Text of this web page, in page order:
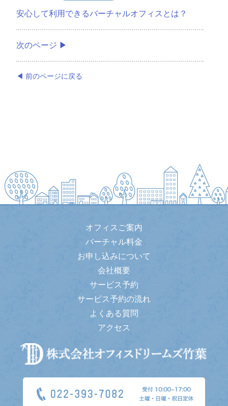
安心して利用できるバーチャルオフィスとは？
次のページ ▶
◀ 前のページに戻る
オフィスご案内
バーチャル料金
お申し込みについて
会社概要
サービス予約
サービス予約の流れ
よくある質問
アクセス